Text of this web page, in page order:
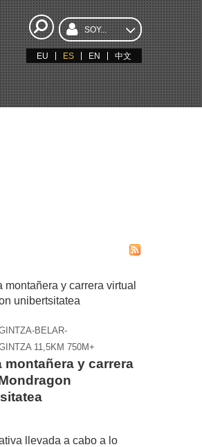
SOY...
EU ES EN 中文
BELAR-
11,5KM 750M+
montañera y carrera
llevada a cabo a lo